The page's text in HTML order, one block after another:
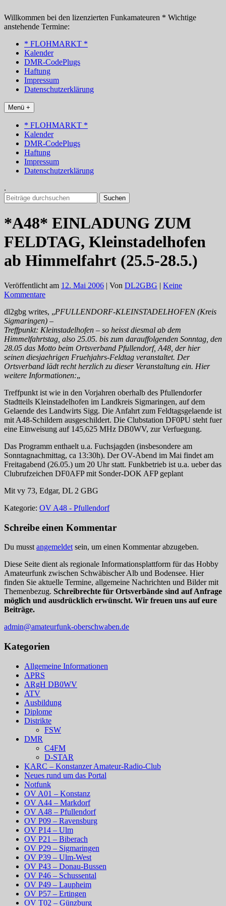
Inhalt
springen
Willkommen bei den lizenzierten Funkamateuren * Wichtige
anstehende Termine:
* FLOHMARKT *
Kalender
DMR-CodePlugs
Haftung
Impressum
Datenschutzerklärung
Menü +
* FLOHMARKT *
Kalender
DMR-CodePlugs
Haftung
Impressum
Datenschutzerklärung
.
Suchen
nach:
*A48* EINLADUNG ZUM
FELDTAG, Kleinstadelhofen
ab Himmelfahrt (25.5-28.5.)
Veröffentlicht am 12. Mai 2006 | Von DL2GBG | Keine
Kommentare
dl2gbg writes, „PFULLENDORF-KLEINSTADELHOFEN (Kreis
Sigmaringen) –
Treffpunkt: Kleinstadelhofen – so heisst diesmal ab dem
Himmelfahrtstag, also 25.05. bis zum darauffolgenden Sonntag, den
28.05 das Motto beim Ortsverband Pfullendorf, A48, der hier
seinen diesjaehrigen Fruehjahrs-Feldtag veranstaltet. Der
Ortsverband lädt recht herzlich zu dieser Veranstaltung ein. Hier
weitere Informationen:„
Treffpunkt ist wie in den Vorjahren oberhalb des Pfullendorfer
Stadtteils Kleinstadelhofen im Landkreis Sigmaringen, auf dem
Gelaende des Landwirts Sigg. Die Anfahrt zum Feldtagsgelaende ist
mit A48-Schildern ausgeschildert. Die Clubstation DF0PU steht fuer
eine Einweisung auf 145,625 MHz DB0WV, zur Verfuegung.
Das Programm enthaelt u.a. Fuchsjagden (insbesondere am
Sonntagnachmittag, ca 13:30h). Der OV-Abend im Mai findet am
Freitagabend (26.05.) um 20 Uhr statt. Funkbetrieb ist u.a. ueber das
Clubrufzeichen DF0AFP mit Sonder-DOK AFP geplant
Mit vy 73, Edgar, DL 2 GBG
Kategorie: OV A48 - Pfullendorf
Schreibe einen Kommentar
Du musst angemeldet sein, um einen Kommentar abzugeben.
Diese Seite dient als regionale Informationsplattform für das Hobby
Amateurfunk zwischen Schwäbischer Alb und Bodensee. Hier
finden Sie aktuelle Termine, allgemeine Nachrichten und Bilder mit
Themenbezug. Schreibrechte für Ortsverbände sind auf Anfrage
möglich und ausdrücklich erwünscht. Wir freuen uns auf eure
Beiträge.
admin@amateurfunk-oberschwaben.de
Kategorien
Allgemeine Informationen
APRS
ARgH DB0WV
ATV
Ausbildung
Diplome
Distrikte
FSW
DMR
C4FM
D-STAR
KARC – Konstanzer Amateur-Radio-Club
Neues rund um das Portal
Notfunk
OV A01 – Konstanz
OV A44 – Markdorf
OV A48 – Pfullendorf
OV P09 – Ravensburg
OV P14 – Ulm
OV P21 – Biberach
OV P29 – Sigmaringen
OV P39 – Ulm-West
OV P43 – Donau-Bussen
OV P46 – Schussental
OV P49 – Laupheim
OV P57 – Ertingen
OV T02 – Günzburg